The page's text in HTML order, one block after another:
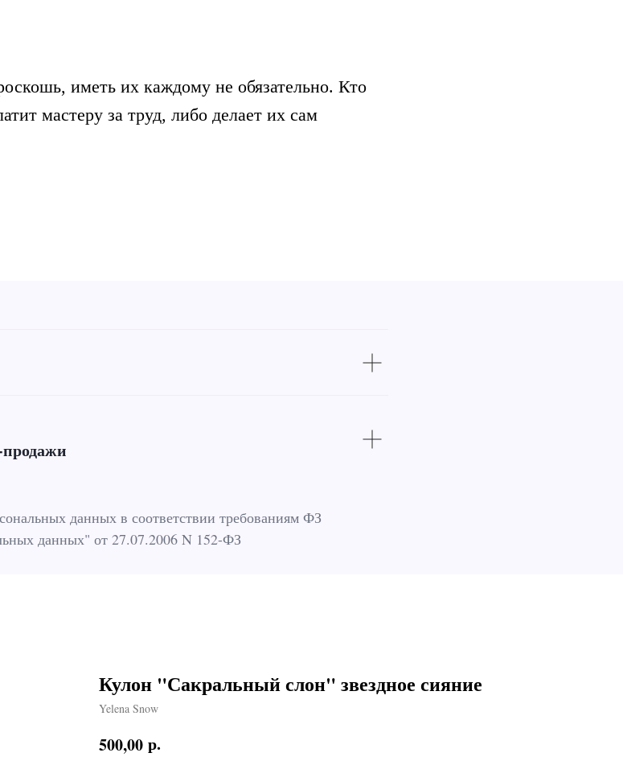
иметь их каждому не обязательно. Кто
мастеру за труд, либо делает их сам
данных в соответствии требованиям ФЗ
данных" от 27.07.2006 N 152-ФЗ
Кулон "Сакральный слон" звездное сияние
Yelena Snow
500,00 р.